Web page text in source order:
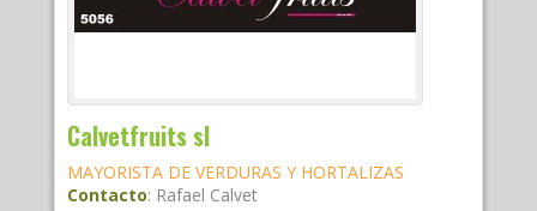
Calvetfruits sl
MAYORISTA DE VERDURAS Y HORTALIZAS
Contacto: Rafael Calvet